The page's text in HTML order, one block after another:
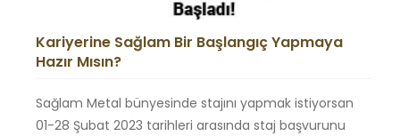
Kariyerine Sağlam Bir Başlangıç Yapmaya
Hazır Mısın?
Sağlam Metal bünyesinde stajını yapmak istiyorsan
01-28 Şubat 2023 tarihleri arasında staj başvurunu